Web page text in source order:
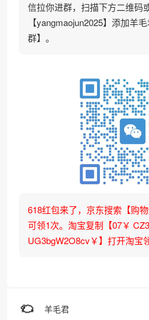
信拉你进群，扫描下方二维码
【yangmaojun2025】添加羊
群】。
618红包来了，京东搜索【购
可领1次。淘宝复制【07￥
UG3bgW2O8cv￥】打开淘宝
羊毛君